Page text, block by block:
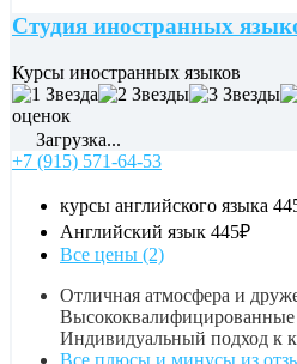
Студия иностранных
Курсы иностранных языков
оценок
Загрузка...
+7 (915) 571-64-53
курсы английского языка
Английский язык 445₽
Все цены (2)
Отличная атмосфера и
Высококвалифицированные
Индивидуальный подход к
Все плюсы и минусы из